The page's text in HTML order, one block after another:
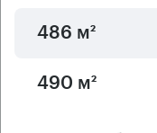
486 м²
490 м²